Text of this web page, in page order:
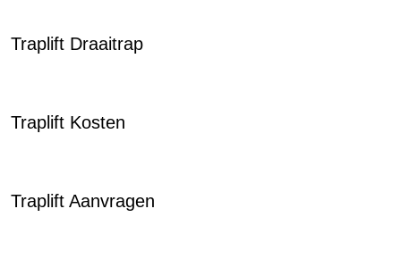
Traplift Draaitrap
Traplift Kosten
Traplift Aanvragen